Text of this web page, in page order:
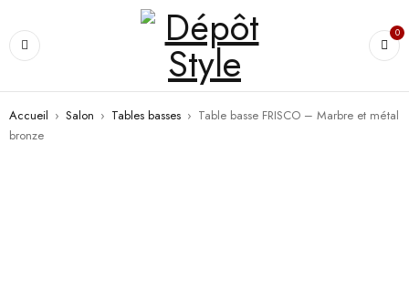
0
Accueil › Salon › Tables basses › Table basse FRISCO – Marbre et métal
bronze